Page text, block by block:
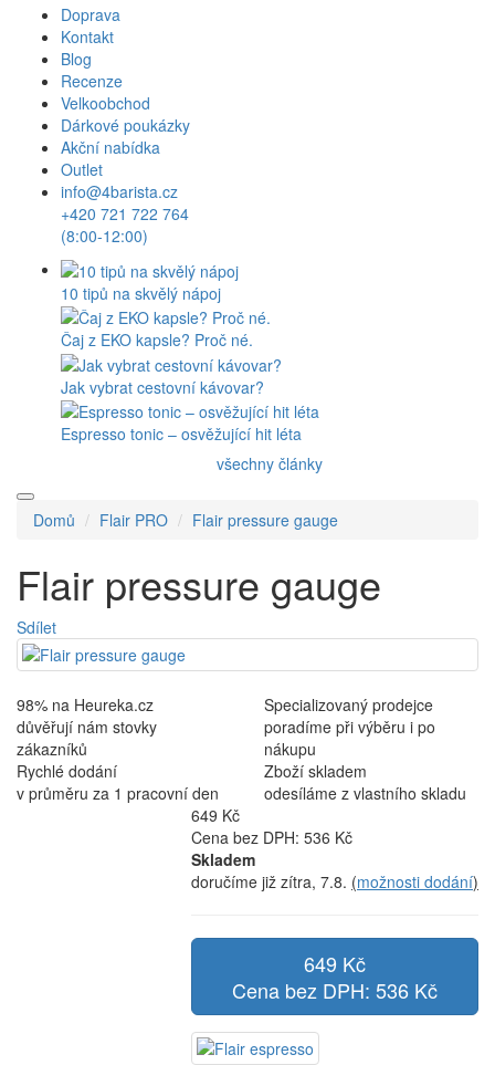
Doprava
Kontakt
Blog
Recenze
Velkoobchod
Dárkové poukázky
Akční nabídka
Outlet
info@4barista.cz
+420 721 722 764
(8:00-12:00)
10 tipů na skvělý nápoj
Čaj z EKO kapsle? Proč né.
Jak vybrat cestovní kávovar?
Espresso tonic – osvěžující hit léta
všechny články
Domů Flair PRO Flair pressure gauge
Flair pressure gauge
Sdílet
98% na Heureka.cz
důvěřují nám stovky
zákazníků
Specializovaný prodejce
poradíme při výběru i po
nákupu
Rychlé dodání
v průměru za 1 pracovní den
Zboží skladem
odesíláme z vlastního skladu
649 Kč
Cena bez DPH: 536 Kč
Skladem
doručíme již zítra, 7.8. (možnosti dodání)
649 Kč
Cena bez DPH: 536 Kč